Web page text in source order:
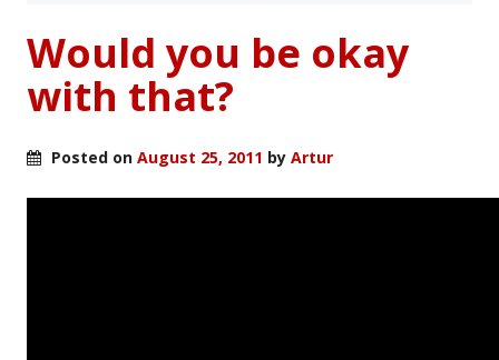
Would you be okay
with that?
Posted on August 25, 2011 by Artur